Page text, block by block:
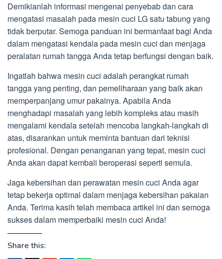
Demikianlah informasi mengenai penyebab dan cara
mengatasi masalah pada mesin cuci LG satu tabung yang
tidak berputar. Semoga panduan ini bermanfaat bagi Anda
dalam mengatasi kendala pada mesin cuci dan menjaga
peralatan rumah tangga Anda tetap berfungsi dengan baik.
Ingatlah bahwa mesin cuci adalah perangkat rumah
tangga yang penting, dan pemeliharaan yang baik akan
memperpanjang umur pakainya. Apabila Anda
menghadapi masalah yang lebih kompleks atau masih
mengalami kendala setelah mencoba langkah-langkah di
atas, disarankan untuk meminta bantuan dari teknisi
profesional. Dengan penanganan yang tepat, mesin cuci
Anda akan dapat kembali beroperasi seperti semula.
Jaga kebersihan dan perawatan mesin cuci Anda agar
tetap bekerja optimal dalam menjaga kebersihan pakaian
Anda. Terima kasih telah membaca artikel ini dan semoga
sukses dalam memperbaiki mesin cuci Anda!
Share this: